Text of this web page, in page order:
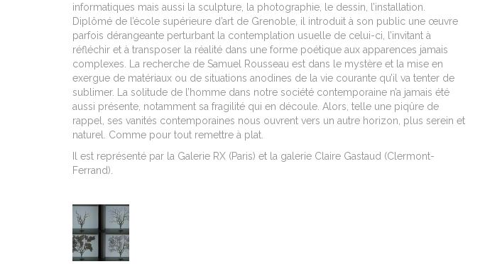
informatiques mais aussi la sculpture, la photographie, le dessin, l’installation.
Diplômé de l’école supérieure d’art de Grenoble, i l introduit à son public une œuvre
parfois dérangeante perturbant la contemplation usuelle de celui-ci, l’invitant à
réfléchir et à transposer la réalité dans une forme poétique aux apparences jamais
complexes. La recherche de Samuel Rousseau est dans le mystère et la mise en
exergue de matériaux ou de situations anodines de la vie courante qu’il va tenter de
sublimer. La solitude de l’homme dans notre société contemporaine n’a jamais été
aussi présente, notamment sa fragilité qui en découle. Alors, telle une piqûre de
rappel, ses vanités contemporaines nous ouvrent vers un autre horizon, plus serein et
naturel. Comme pour tout remettre à plat.
Il est représenté par la Galerie RX (Paris) et la galerie Claire Gastaud (Clermont-
Ferrand).